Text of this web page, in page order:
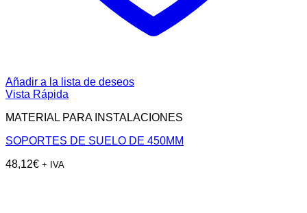
Añadir a la lista de deseos
Vista Rápida
MATERIAL PARA INSTALACIONES
SOPORTES DE SUELO DE 450MM
48,12€ + IVA